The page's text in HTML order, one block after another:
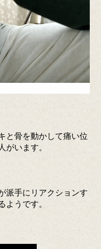
と骨を動かして痛い位
がいます。
派手にリアクションす
ようです。